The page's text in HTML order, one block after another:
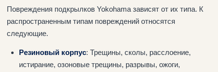
Повреждения подкрылков Yokohama зависят от их типа. К
распространенным типам повреждений относятся
следующие.
Резиновый корпус: Трещины, сколы, расслоение,
истирание, озоновые трещины, разрывы, ожоги,